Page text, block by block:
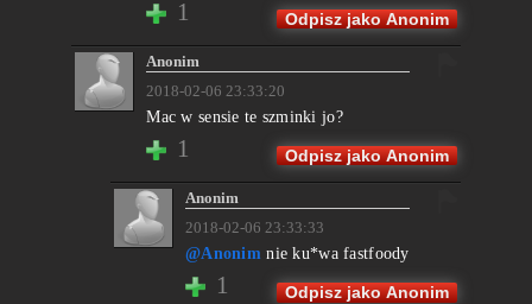
1 Odpisz jako Anonim
Anonim
2018-02-06 23:33:20
Mac w sensie te szminki jo?
1 Odpisz jako Anonim
Anonim
2018-02-06 23:33:33
@Anonim nie ku*wa fastfoody
1 Odpisz jako Anonim